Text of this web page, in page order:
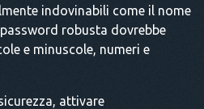
indovinabili come il nome
robusta dovrebbe
e minuscole, numeri e
attivare